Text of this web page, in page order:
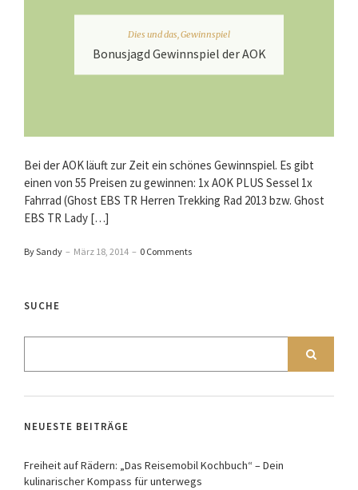
Dies und das Gewinnspiel
Bonusjagd Gewinnspiel der AOK
Bei der AOK läuft zur Zeit ein schönes Gewinnspiel. Es gibt
einen von 55 Preisen zu gewinnen: 1x AOK PLUS Sessel 1x
Fahrrad (Ghost EBS TR Herren Trekking Rad 2013 bzw. Ghost
EBS TR Lady […]
By Sandy – März 18, 2014 – 0 Comments
SUCHE
NEUESTE BEITRÄGE
Freiheit auf Rädern: „Das Reisemobil Kochbuch“ – Dein
kulinarischer Kompass für unterwegs